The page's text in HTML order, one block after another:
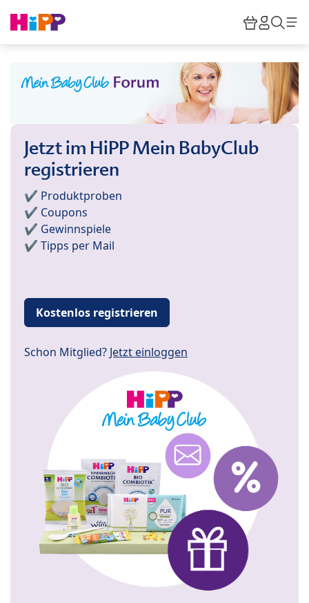
HiPP
Jetzt im HiPP Mein BabyClub
registrieren
✔️ Produktproben
✔️ Coupons
✔️ Gewinnspiele
✔️ Tipps per Mail
Kostenlos registrieren
Schon Mitglied? Jetzt einloggen